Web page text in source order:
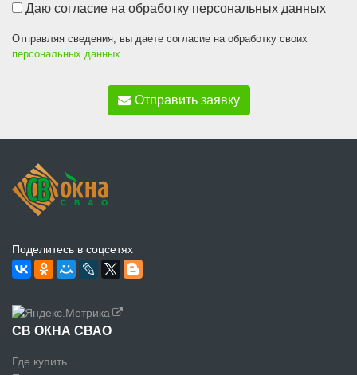
Даю согласие на обработку персональных данных
Отправляя сведения, вы даете согласие на обработку своих
персональных данных
Отправить заявку
Поделитесь в соцсетях
СВ ОКНА СВАО
Где купить